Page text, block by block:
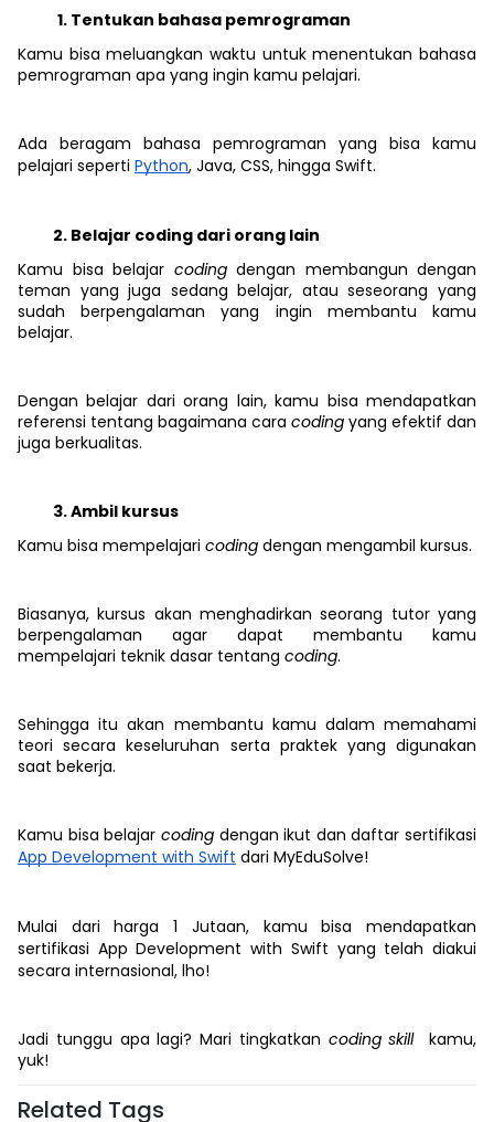
Tentukan bahasa pemrograman
Kamu bisa meluangkan waktu untuk menentukan bahasa
pemrograman apa yang ingin kamu pelajari.
Ada beragam bahasa pemrograman yang bisa kamu
pelajari seperti Python, Java, CSS, hingga Swift.
Belajar coding dari orang lain
Kamu bisa belajar codingdengan membangun dengan
teman yang juga sedang belajar, atau seseorang yang
sudah berpengalaman yang ingin membantu kamu
belajar.
Dengan belajar dari orang lain, kamu bisa mendapatkan
referensi tentang bagaimana cara coding yang efektif dan
juga berkualitas.
Ambil kursus
Kamu bisa mempelajari coding dengan mengambil kursus.
Biasanya, kursus akan menghadirkan seorang tutor yang
berpengalaman agar dapat membantu kamu
mempelajari teknik dasar tentang coding.
Sehingga itu akan membantu kamu dalam memahami
teori secara keseluruhan serta praktek yang digunakan
saat bekerja.
Kamu bisa belajar codingdengan ikut dan daftar sertifikasi
App Development with Swift dari MyEduSolve!
Mulai dari harga 1 Jutaan, kamu bisa mendapatkan
sertifikasi App Development with Swift yang telah diakui
secara internasional, lho!
Jadi tunggu apa lagi? Mari tingkatkan coding skill
kamu,
yuk!
Related Tags